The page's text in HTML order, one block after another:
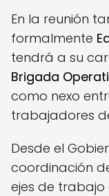
En la reunión
formalmente
tendrá a su
Brigada
como nexo
trabajadores
Desde el
coordinación
ejes de